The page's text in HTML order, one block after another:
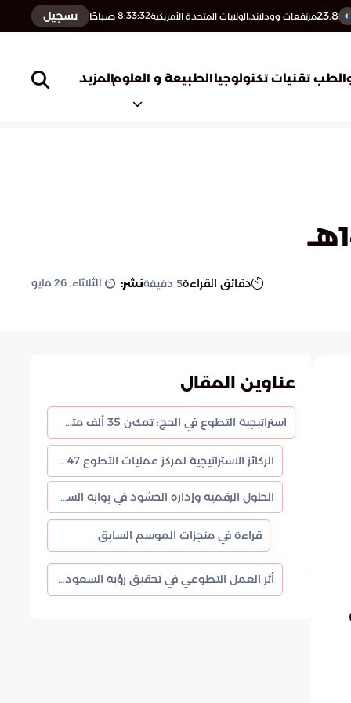
23.8مرتفعات وودلاند,الولايات المتحدة الأمريكية8:33:33 صباحًا تسجيل
تقنيات تكنولوجياالطبيعة و العلومالمزيد
دقائق القراءة5 دقيقةنشر: الثلاثاء, 26 مايو
عناوين المقال
استراتيجية التطوع في الحج: تمكين 35 ألف متطوع لخدمة ضيوف الرحمن
الركائز الاستراتيجية لمركز عمليات التطوع 1447هـ
الحلول الرقمية وإدارة الحشود في بوابة السعودية
قراءة في منجزات الموسم السابق
أثر العمل التطوعي في تحقيق رؤية السعودية 2030